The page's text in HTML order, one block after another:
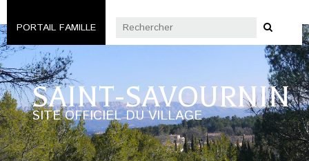
PORTAIL FAMILLE
SAINT-SAVOURNIN
SITE OFFICIEL DU VILLAGE